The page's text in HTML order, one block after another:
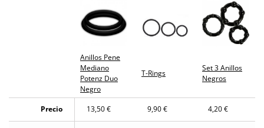
Anillos Pene
Mediano
Potenz Duo
Negro
T-Rings
Set 3 Anillos
Negros
Precio 13,50 € 9,90 € 4,20 €